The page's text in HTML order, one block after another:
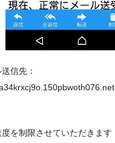
信先：
を制限させていただきます